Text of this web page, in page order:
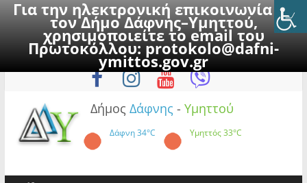
Για την ηλεκτρονική επικοινωνία με
τον Δήμο Δάφνης–Υμηττού,
χρησιμοποιείτε το email του
Πρωτοκόλλου:protokolo@dafni-
ymittos.gov.gr
to
Κυριακή, 9 Αυγούστου 2026
Δήμος Δάφνης - Υμηττού
Δάφνη34°C Υμηττός33°C